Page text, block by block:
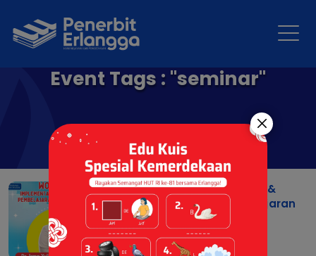
Event Tags : "seminar"
Workshop Implementasi &
Langkah Nyata Pembelajaran
Mendalam Di Paud
02 Jun 2026 |Berita